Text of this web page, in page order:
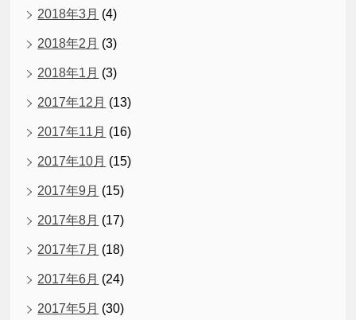
2018年3月 (4)
2018年2月 (3)
2018年1月 (3)
2017年12月 (13)
2017年11月 (16)
2017年10月 (15)
2017年9月 (15)
2017年8月 (17)
2017年7月 (18)
2017年6月 (24)
2017年5月 (30)